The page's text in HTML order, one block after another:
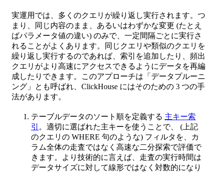
実運用では、多くのクエリが繰り返し実行されます。つ
まり、同じ内容のまま、あるいはわずかな変更 (たとえ
ばパラメータ値の違い) のみで、一定間隔ごとに実行さ
れることがよくあります。同じクエリや類似のクエリを
繰り返し実行するのであれば、索引を追加したり、頻出
クエリがより高速にアクセスできるようにデータを再編
成したりできます。このアプローチは「データプルーニ
ング」とも呼ばれ、ClickHouse にはそのための 3 つの手
法があります。
テーブルデータのソート順を定義する 主キー索
引 。適切に選ばれた主キーを使うことで、 (上記
のクエリの WHERE 句のような) フィルタを、カ
ラム全体の走査ではなく高速な二分探索で評価で
きます。より技術的に言えば、走査の実行時間は
データサイズに対して線形ではなく対数的になり